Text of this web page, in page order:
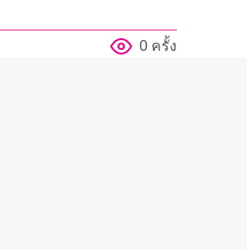
0 ครั้ง